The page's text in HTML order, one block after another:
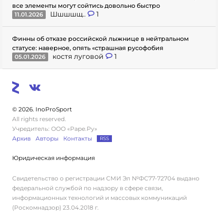
все элементы могут сойтись довольно быстро
11.01.2026
Шшшшщ.. 1
Финны об отказе российской лыжнице в нейтральном
статусе: наверное, опять «страшная русофобия
05.01.2026
костя луговой 1
© 2026. InoProSport
All rights reserved.
Учредитель: ООО «Раре.Ру»
Архив
Авторы Контакты RSS
Юридическая информация
Свидетельство о регистрации СМИ Эл №ФС77-72704 выдано
федеральной службой по надзору в сфере связи,
информационных технологий и массовых коммуникаций
(Роскомнадзор) 23.04.2018 г.